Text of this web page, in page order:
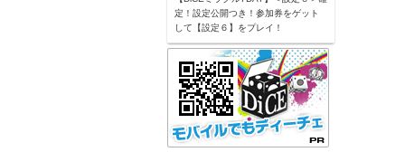
定！設定公開つき！参加券をゲット
して【設定６】をプレイ！